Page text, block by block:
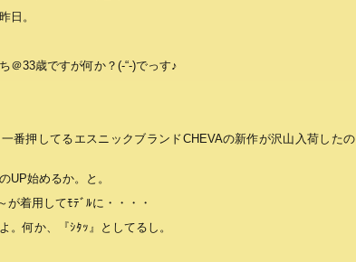
日。
＠33歳ですが何か？(-“-)でっす♪
番押してるエスニックブランドCHEVAの新作が沢山入荷したの
UP始めるか。と。
が着用してﾓﾃﾞﾙに・・・・
。何か、『ｼﾀｯ』としてるし。